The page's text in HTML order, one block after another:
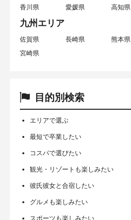
香川県
愛媛県 高知県
九州エリア
佐賀県 長崎県 熊本県
宮崎県
目的別検索
エリアで選ぶ
最短で卒業したい
コスパで選びたい
観光・リゾートも楽しみたい
彼氏彼女と合宿したい
グルメも楽しみたい
スポーツも楽しみたい